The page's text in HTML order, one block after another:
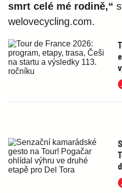
smrt celé mé rodině,“
welovecycling.com.